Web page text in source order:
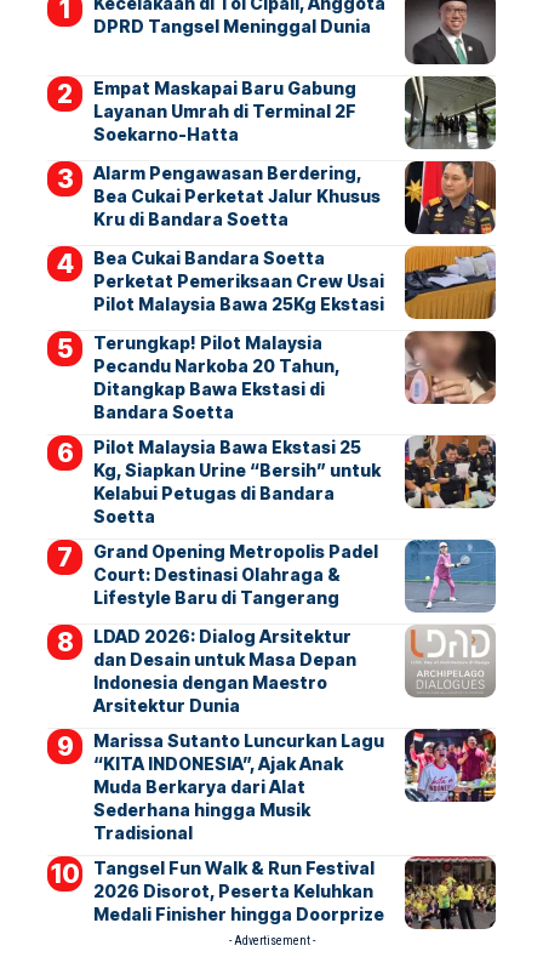
DPRD Tangsel Meninggal Dunia
Empat Maskapai Baru Gabung
Layanan Umrah di Terminal 2F
Soekarno-Hatta
Alarm Pengawasan Berdering,
Bea Cukai Perketat Jalur Khusus
Kru di Bandara Soetta
Bea Cukai Bandara Soetta
Perketat Pemeriksaan Crew Usai
Pilot Malaysia Bawa 25Kg Ekstasi
Terungkap! Pilot Malaysia
Pecandu Narkoba 20 Tahun,
Ditangkap Bawa Ekstasi di
Bandara Soetta
Pilot Malaysia Bawa Ekstasi 25
Kg, Siapkan Urine “Bersih” untuk
Kelabui Petugas di Bandara
Soetta
Grand Opening Metropolis Padel
Court: Destinasi Olahraga &
Lifestyle Baru di Tangerang
LDAD 2026: Dialog Arsitektur
dan Desain untuk Masa Depan
Indonesia dengan Maestro
Arsitektur Dunia
Marissa Sutanto Luncurkan Lagu
“KITA INDONESIA”, Ajak Anak
Muda Berkarya dari Alat
Sederhana hingga Musik
Tradisional
Tangsel Fun Walk & Run Festival
2026 Disorot, Peserta Keluhkan
Medali Finisher hingga Doorprize
- Advertisement -